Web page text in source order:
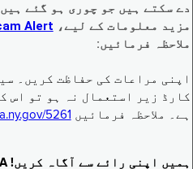
دے سکتے ہیں جو چوری ہو گئے
مزید معلومات کے لیے، ‏| OTDA ‏(ny.gov)
ملاحظہ فرمائیں:
کارڈ زیر استعمال نہ ہو تو اس
ہے۔ ملاحظہ فرمائیں 5261